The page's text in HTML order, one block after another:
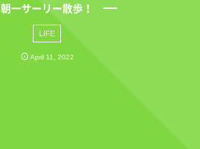
朝一サーリー散歩！
LIFE
April 11 ,2022